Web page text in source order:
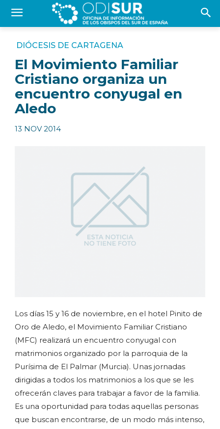
DIÓCESIS DE CARTAGENA
El Movimiento Familiar
Cristiano organiza un
encuentro conyugal en
Aledo
13 NOV 2014
Los días 15 y 16 de noviembre, en el hotel Pinito de
Oro de Aledo, el Movimiento Familiar Cristiano
(MFC) realizará un encuentro conyugal con
matrimonios organizado por la parroquia de la
Purísima de El Palmar (Murcia). Unas jornadas
dirigidas a todos los matrimonios a los que se les
ofrecerán claves para trabajar a favor de la familia.
Es una oportunidad para todas aquellas personas
que buscan encontrarse, de un modo más intenso,